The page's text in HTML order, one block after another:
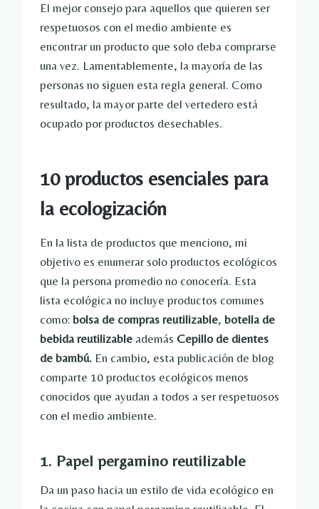
El mejor consejo para aquellos que quieren ser
respetuosos con el medio ambiente es
encontrar un producto que solo deba comprarse
una vez. Lamentablemente, la mayoría de las
personas no siguen esta regla general. Como
resultado, la mayor parte del vertedero está
ocupado por productos desechables.
10 productos esenciales para
la ecologización
En la lista de productos que menciono, mi
objetivo es enumerar solo productos ecológicos
que la persona promedio no conocería. Esta
lista ecológica no incluye productos comunes
como: bolsa de compras reutilizable, botella de
bebida reutilizable además Cepillo de dientes
de bambú. En cambio, esta publicación de blog
comparte 10 productos ecológicos menos
conocidos que ayudan a todos a ser respetuosos
con el medio ambiente.
1. Papel pergamino reutilizable
Da un paso hacia un estilo de vida ecológico en